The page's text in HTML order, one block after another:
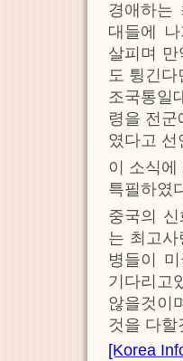
경애하는
대들에
살피며
도 튕긴
조국통일
령을 전
였다고 선
이 소식에
특필하였
중국의
는 최고
병들이
기다리고
않을것이
것을 다할
[Korea